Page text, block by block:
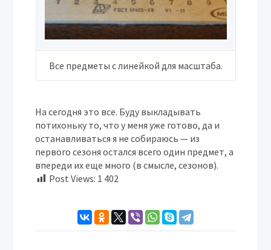
Все предметы с линейкой для масштаба.
На сегодня это все. Буду выкладывать
потихоньку то, что у меня уже готово, да и
останавливаться я не собираюсь — из
первого сезоня остался всего один предмет, а
впереди их еще много (в смысле, сезонов).
Post Views: 1 402